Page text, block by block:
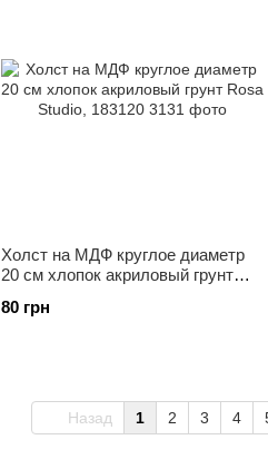
Холст на МДФ круглое диаметр
20 см хлопок акриловый грунт
80 грн
Назад 1 2 3 4